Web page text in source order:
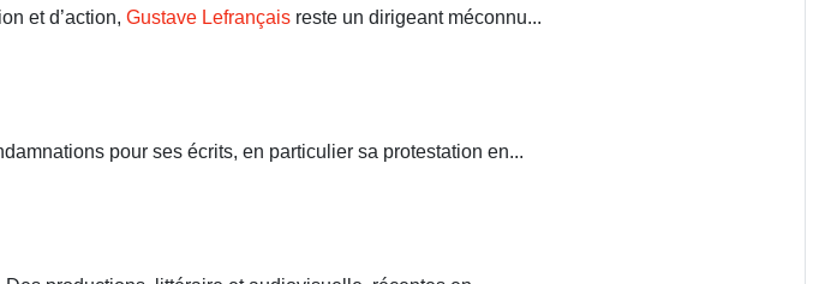
et d’action, Gustave Lefrançais reste un dirigeant méconnu...
pour ses écrits, en particulier sa protestation en...